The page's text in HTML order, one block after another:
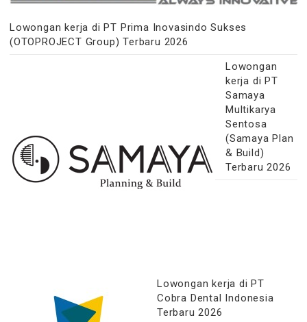
Lowongan kerja di PT Prima Inovasindo Sukses
(OTOPROJECT Group) Terbaru 2026
Lowongan
kerja di PT
Samaya
Multikarya
Sentosa
(Samaya Plan
& Build)
Terbaru 2026
Lowongan kerja di PT
Cobra Dental Indonesia
Terbaru 2026